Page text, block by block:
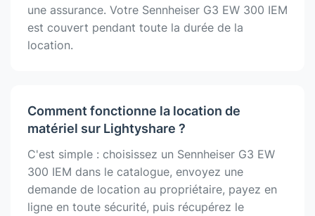
une assurance. Votre Sennheiser G3 EW 300 IEM
est couvert pendant toute la durée de la
location.
Comment fonctionne la location de
matériel sur Lightyshare ?
C'est simple : choisissez un Sennheiser G3 EW
300 IEM dans le catalogue, envoyez une
demande de location au propriétaire, payez en
ligne en toute sécurité, puis récupérez le